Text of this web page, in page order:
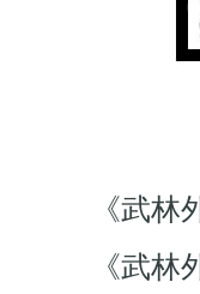
《武林外
《武林外